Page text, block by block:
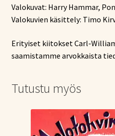
Valokuvat: Harry Hammar,
Valokuvien käsittely: Timo
Erityiset kiitokset Carl-
saamistamme arvokkaista
Tutustu myös